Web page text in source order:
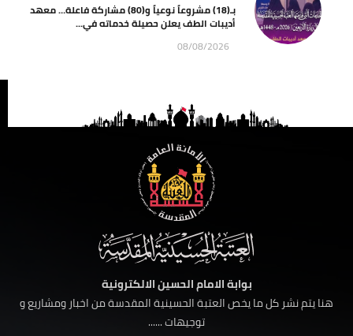
بـ(18) مشروعاً نوعياً و(80) مشاركة فاعلة… معهد
أديبات الطف يعلن حصيلة خدماته في...
08/08/2026
بوابة الامام الحسين الالكترونية
هنا يتم نشر كل ما يخص العتبة الحسينية المقدسة من اخبار ومشاريع و
توجيهات ......